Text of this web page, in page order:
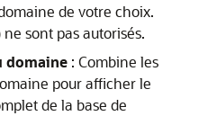
de votre choix.
sont pas autorisés.
domaine : Combine les
pour afficher le
de la base de